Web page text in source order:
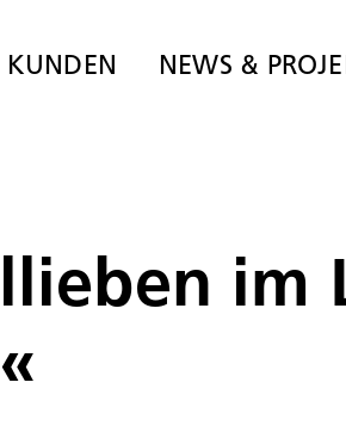
KUNDEN NEWS &
im